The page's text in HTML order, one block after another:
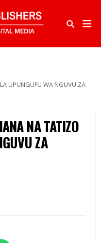
UPUNGUFU WA NGUVU ZA
NA TATIZO
ZA